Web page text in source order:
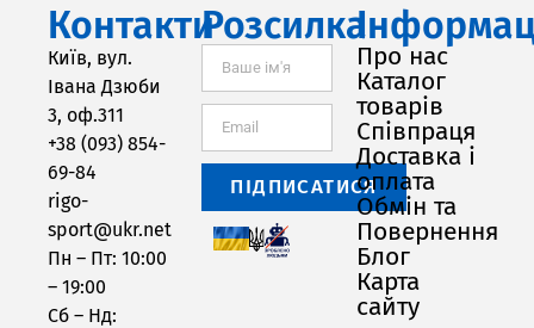
Контакти
Київ, вул.
Івана Дзюби
3, оф.311
+38 (093) 854-
69-84
rigo-
sport@ukr.net
Пн – Пт: 10:00
– 19:00
Сб – Нд:
Розсилка
ПІДПИСАТИСЯ
Про нас
Каталог
товарів
Співпраця
Доставка і
оплата
Обмін та
Повернення
Блог
Карта
сайту